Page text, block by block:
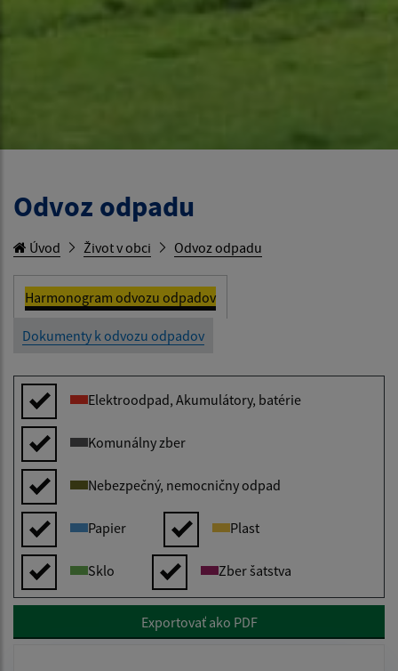
Odvoz odpadu
Úvod Život v obci Odvoz odpadu
Harmonogram odvozu odpadov
Dokumenty k odvozu odpadov
Elektroodpad, Akumulátory, batérie
Komunálny zber
Nebezpečný, nemocničny odpad
Papier Plast
Sklo Zber šatstva
Exportovať ako PDF